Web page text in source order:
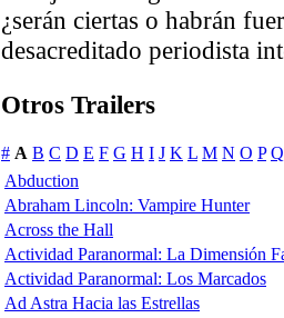
¿serán ciertas o habrán
desacreditado periodista
Otros Trailers
# A B C D E F G H I J K L M N O P Q
Abduction
Abraham Lincoln: Vampire Hunter
Across the Hall
Actividad Paranormal: La Dimensión
Actividad Paranormal: Los Marcados
Ad Astra Hacia las Estrellas